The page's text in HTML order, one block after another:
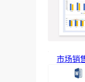
市场销